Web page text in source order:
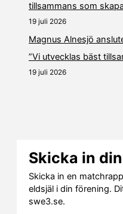
tillsammans som
19 juli 2026
Magnus Alnesjö
”Vi utvecklas bäst
19 juli 2026
Skicka in
Skicka in en
eldsjäl i din förening.
swe3.se.